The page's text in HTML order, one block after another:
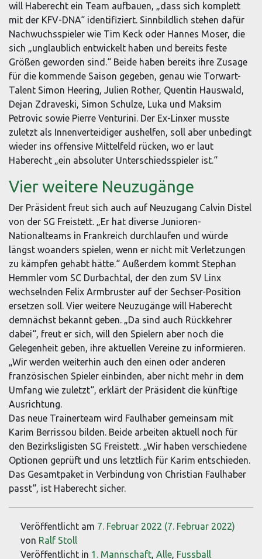
will Haberecht ein Team aufbauen, „dass sich komplett
mit der KFV-DNA“ identifiziert. Sinnbildlich stehen dafür
Nachwuchsspieler wie Tim Keck oder Hannes Moser, die
sich „unglaublich entwickelt haben und bereits feste
Größen geworden sind.“ Beide haben bereits ihre Zusage
für die kommende Saison gegeben, genau wie Torwart-
Talent Simon Heering, Julien Rother, Quentin Hauswald,
Dejan Zdraveski, Simon Schulze, Luka und Maksim
Petrovic sowie Pierre Venturini. Der Ex-Linxer musste
zuletzt als Innenverteidiger aushelfen, soll aber unbedingt
wieder ins offensive Mittelfeld rücken, wo er laut
Haberecht „ein absoluter Unterschiedsspieler ist.“
Vier weitere Neuzugänge
Der Präsident freut sich auch auf Neuzugang Calvin Distel
von der SG Freistett. „Er hat diverse Junioren-
Nationalteams in Frankreich durchlaufen und würde
längst woanders spielen, wenn er nicht mit Verletzungen
zu kämpfen gehabt hätte.“ Außerdem kommt Stephan
Hemmler vom SC Durbachtal, der den zum SV Linx
wechselnden Felix Armbruster auf der Sechser-Position
ersetzen soll. Vier weitere Neuzugänge will Haberecht
demnächst bekannt geben. „Da sind auch Rückkehrer
dabei“, freut er sich, will den Spielern aber noch die
Gelegenheit geben, ihre aktuellen Vereine zu informieren.
„Wir werden weiterhin auch den einen oder anderen
französischen Spieler einbinden, aber nicht mehr in dem
Umfang wie zuletzt“, erklärt der Präsident die künftige
Ausrichtung.
Das neue Trainerteam wird Faulhaber gemeinsam mit
Karim Berrissou bilden. Beide arbeiten aktuell noch für
den Bezirksligisten SG Freistett. „Wir haben verschiedene
Optionen geprüft und uns letztlich für Karim entschieden.
Das Gesamtpaket in Verbindung von Christian Faulhaber
passt“, ist Haberecht sicher.
Veröffentlicht am 7. Februar 2022 (7. Februar 2022)
von Ralf Stoll
Veröffentlicht in 1. Mannschaft, Alle, Fussball